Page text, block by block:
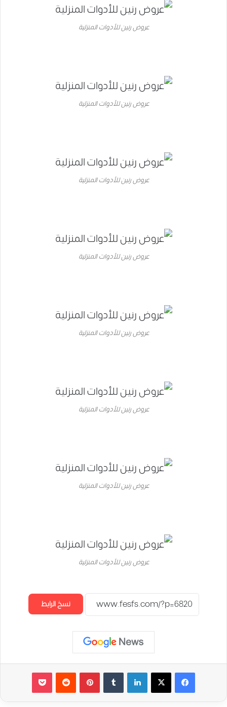
عروض رنين للأدوات المنزلية
عروض رنين للأدوات المنزلية
عروض رنين للأدوات المنزلية
عروض رنين للأدوات المنزلية
عروض رنين للأدوات المنزلية
عروض رنين للأدوات المنزلية
عروض رنين للأدوات المنزلية
عروض رنين للأدوات المنزلية
نسخ الرابط
لينكدإن بينتيريست